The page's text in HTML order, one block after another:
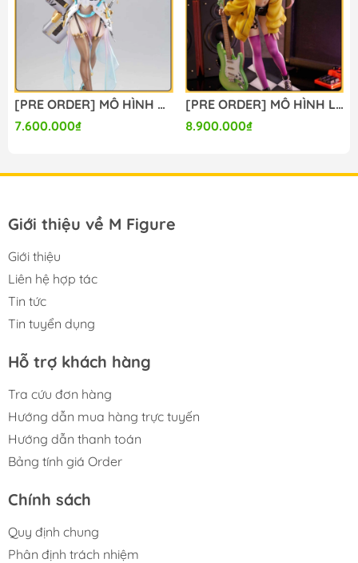
[PRE ORDER] MÔ HÌNH Bunny Suit Planning - Sophia F. Shirring - 1/6 - Sister Ver., Bright Edition (Magi Arts) FIGURE CHÍNH HÃNG
7.600.000₫
[PRE ORDER] MÔ HÌNH Limelight Lemonade Jam - Harumi Ena - 1/3.5 (Alice Glint) FIGURE CHÍNH HÃNG
8.900.000₫
Giới thiệu về M Figure
Giới thiệu
Liên hệ hợp tác
Tin tức
Tin tuyển dụng
Hỗ trợ khách hàng
Tra cứu đơn hàng
Hướng dẫn mua hàng trực tuyến
Hướng dẫn thanh toán
Bảng tính giá Order
Chính sách
Quy định chung
Phân định trách nhiệm